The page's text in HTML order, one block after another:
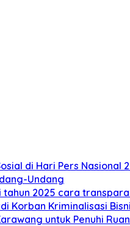
di Hari Pers Nasional
Undang
2025 cara
Korban Kriminalisasi
untuk Penuhi